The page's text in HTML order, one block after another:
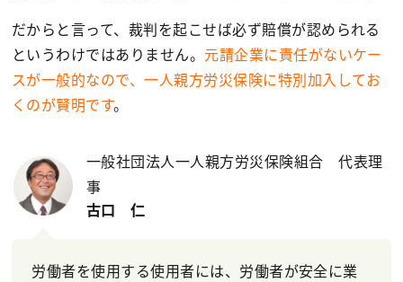
だからと言って、裁判を起こせば必ず賠償が認められる
というわけではありません。 元請企業に責任がないケー
スが一般的なので、一人親方労災保険に特別加入してお
くのが賢明です。
一般社団法人一人親方労災保険組合 代表理
事
古口 仁
労働者を使用する使用者には、労働者が安全に業